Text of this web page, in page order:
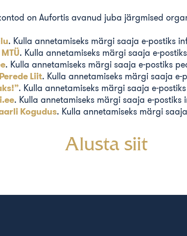
on Aufortis avanud juba järgmised
. Kulla annetamiseks märgi saaja e-postiks
. Kulla annetamiseks märgi saaja e-
. Kulla annetamiseks märgi saaja e-postiks
Liit. Kulla annetamiseks märgi saaja e-
. Kulla annetamiseks märgi saaja e-
. Kulla annetamiseks märgi saaja e-postiks
Kogudus. Kulla annetamiseks märgi
Alusta siit